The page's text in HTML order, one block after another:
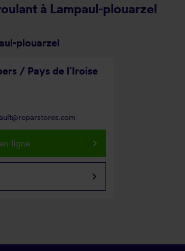
à Lampaul-plouarzel
plouarzel
/ Pays de l´Iroise
ligne keyboard_arrow_right
keyboard_arrow_right